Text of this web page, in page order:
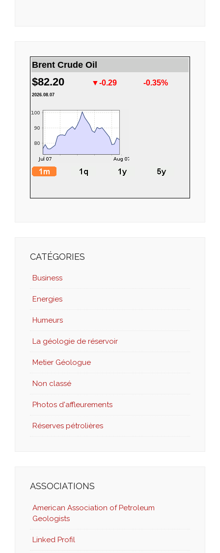
Brent Crude Oil
$82.20 ▼-0.29 -0.35%
2026.08.07
CATÉGORIES
Business
Energies
Humeurs
La géologie de réservoir
Metier Géologue
Non classé
Photos d'affleurements
Réserves pétrolières
ASSOCIATIONS
American Association of Petroleum
Geologists
Linked Profil